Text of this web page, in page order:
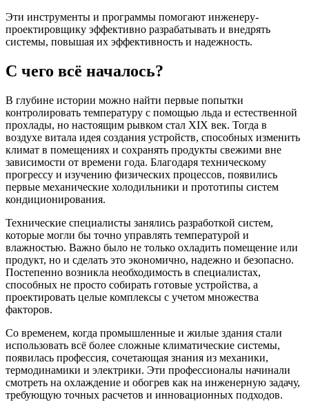
Эти инструменты и программы помогают инженеру-
проектировщику эффективно разрабатывать и внедрять
системы, повышая их эффективность и надежность.
С чего всё началось?
В глубине истории можно найти первые попытки
контролировать температуру с помощью льда и естественной
прохлады, но настоящим рывком стал XIX век. Тогда в
воздухе витала идея создания устройств, способных изменить
климат в помещениях и сохранять продукты свежими вне
зависимости от времени года. Благодаря техническому
прогрессу и изучению физических процессов, появились
первые механические холодильники и прототипы систем
кондиционирования.
Технические специалисты занялись разработкой систем,
которые могли бы точно управлять температурой и
влажностью. Важно было не только охладить помещение или
продукт, но и сделать это экономично, надежно и безопасно.
Постепенно возникла необходимость в специалистах,
способных не просто собирать готовые устройства, а
проектировать целые комплексы с учетом множества
факторов.
Со временем, когда промышленные и жилые здания стали
использовать всё более сложные климатические системы,
появилась профессия, сочетающая знания из механики,
термодинамики и электрики. Эти профессионалы начинали
смотреть на охлаждение и обогрев как на инженерную задачу,
требующую точных расчетов и инновационных подходов.